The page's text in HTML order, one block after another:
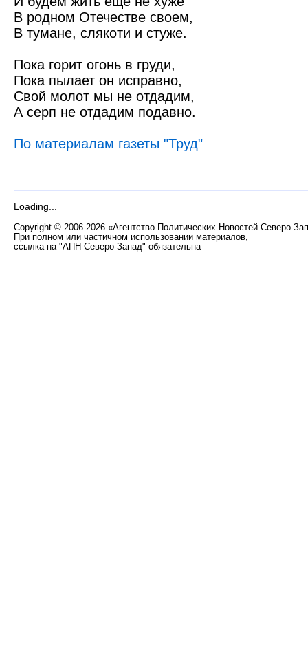
В родном Отечестве своем,
В тумане, слякоти и стуже.
Пока горит огонь в груди,
Пока пылает он исправно,
Свой молот мы не отдадим,
А серп не отдадим подавно.
По материалам газеты "Труд"
Loading...
Copyright © 2006-2026 «Агентство Политических Новостей Северо-
При полном или частичном использовании материалов,
ссылка на "АПН Северо-Запад" обязательна